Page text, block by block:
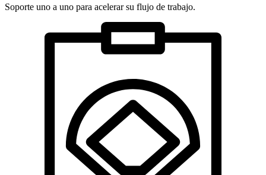
Soporte uno a uno para acelerar su flujo de trabajo.